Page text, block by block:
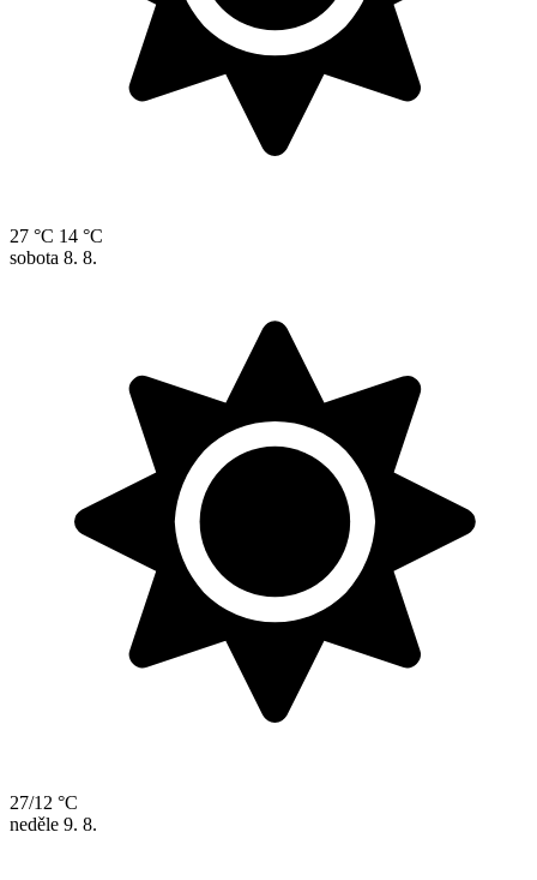
27 °C 14 °C
sobota 8. 8.
27/12 °C
neděle 9. 8.